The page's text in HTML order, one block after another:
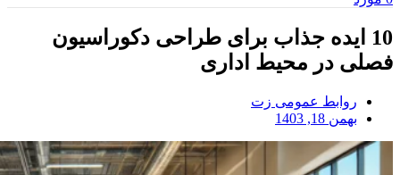
10 ایده جذاب برای طراحی دکوراسیون
فصلی در محیط اداری
روابط عمومی زت
بهمن 18, 1403